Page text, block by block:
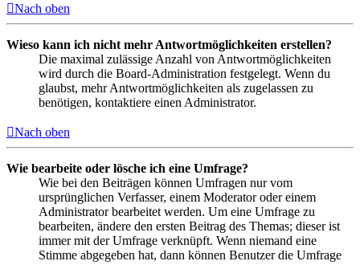
Nach oben
Wieso kann ich nicht mehr Antwortmöglichkeiten erstellen?
Die maximal zulässige Anzahl von Antwortmöglichkeiten
wird durch die Board-Administration festgelegt. Wenn du
glaubst, mehr Antwortmöglichkeiten als zugelassen zu
benötigen, kontaktiere einen Administrator.
Nach oben
Wie bearbeite oder lösche ich eine Umfrage?
Wie bei den Beiträgen können Umfragen nur vom
ursprünglichen Verfasser, einem Moderator oder einem
Administrator bearbeitet werden. Um eine Umfrage zu
bearbeiten, ändere den ersten Beitrag des Themas; dieser ist
immer mit der Umfrage verknüpft. Wenn niemand eine
Stimme abgegeben hat, dann können Benutzer die Umfrage